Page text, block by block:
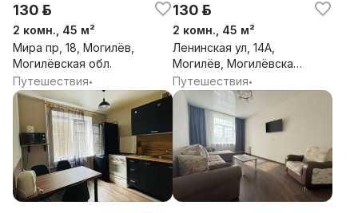
130 р.
2 комн., 45 м²
Мира пр, 18, Могилёв,
Могилёвская обл.
Путешествия•
130 р.
2 комн., 45 м²
Ленинская ул, 14А,
Могилёв, Могилёвская
обл.
Путешествия•